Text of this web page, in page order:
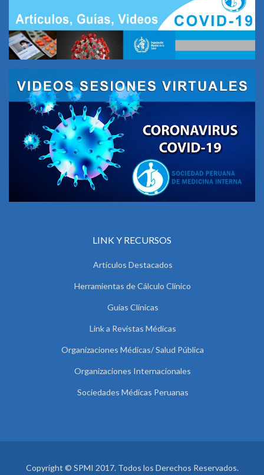
LINK Y RECURSOS
Artículos Destacados
Herramientas de Cálculo Clínico
Guías Clínicas
Link a Revistas Médicas
Organizaciones Médicas/ Salud Pública
Organizaciones Internacionales
Sociedades Médicas Peruanas
Copyright © SPMI 2017. Todos los Derechos Reservados.